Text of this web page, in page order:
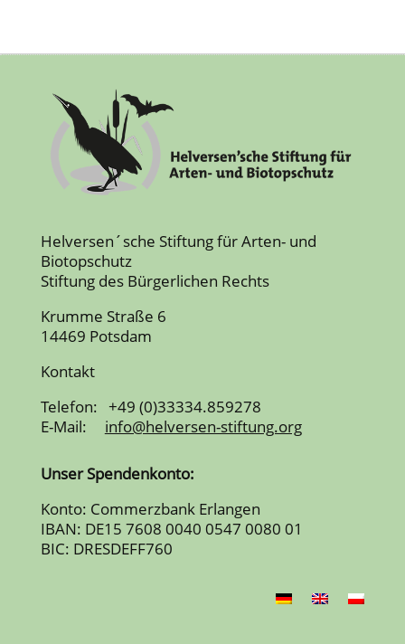
Helversen´sche Stiftung für Arten- und
Biotopschutz
Stiftung des Bürgerlichen Rechts
Krumme Straße 6
14469 Potsdam
Kontakt
Telefon: +49 (0)33334.859278
E-Mail:
info@helversen-stiftung.org
Unser Spendenkonto:
Konto: Commerzbank Erlangen
IBAN: DE15 7608 0040 0547 0080 01
BIC: DRESDEFF760